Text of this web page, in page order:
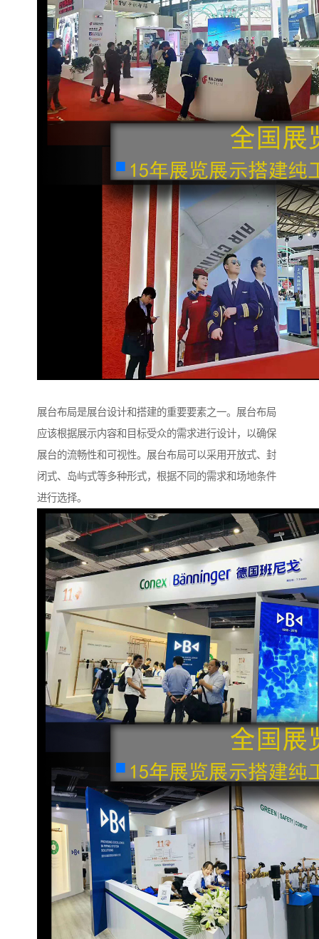
展台布局是展台设计和搭建的重要要素之一。展台布局
应该根据展示内容和目标受众的需求进行设计，以确保
展台的流畅性和可视性。展台布局可以采用开放式、封
闭式、岛屿式等多种形式，根据不同的需求和场地条件
进行选择。